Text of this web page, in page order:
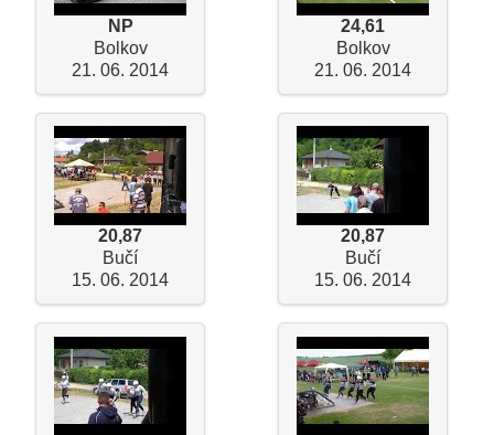
NP
Bolkov
21. 06. 2014
24,61
Bolkov
21. 06. 2014
20,87
Bučí
15. 06. 2014
20,87
Bučí
15. 06. 2014